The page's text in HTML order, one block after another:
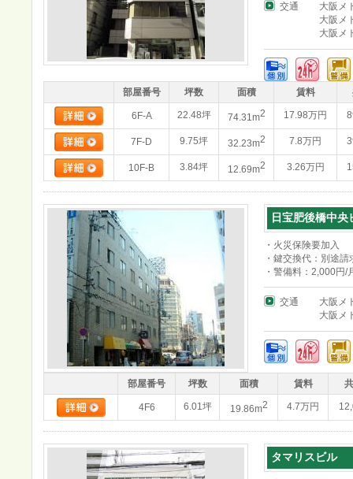
交通
大阪メ
大阪メ
大阪メ
部屋番号 坪数 面積 賃料
6F-A 22.48坪 74.31m2 17.98万円
7F-D 9.75坪 32.23m2 7.8万円
10F-B 3.84坪 12.69m2 3.26万円
日宝肥後橋中央
・火災保険要加入
・鍵交換代：別途請
・警備料：2,000円/
交通
大阪メ
大阪メ
部屋番号 坪数 面積 賃料
4F6 6.01坪 19.86m2 4.7万円
タマリスビル